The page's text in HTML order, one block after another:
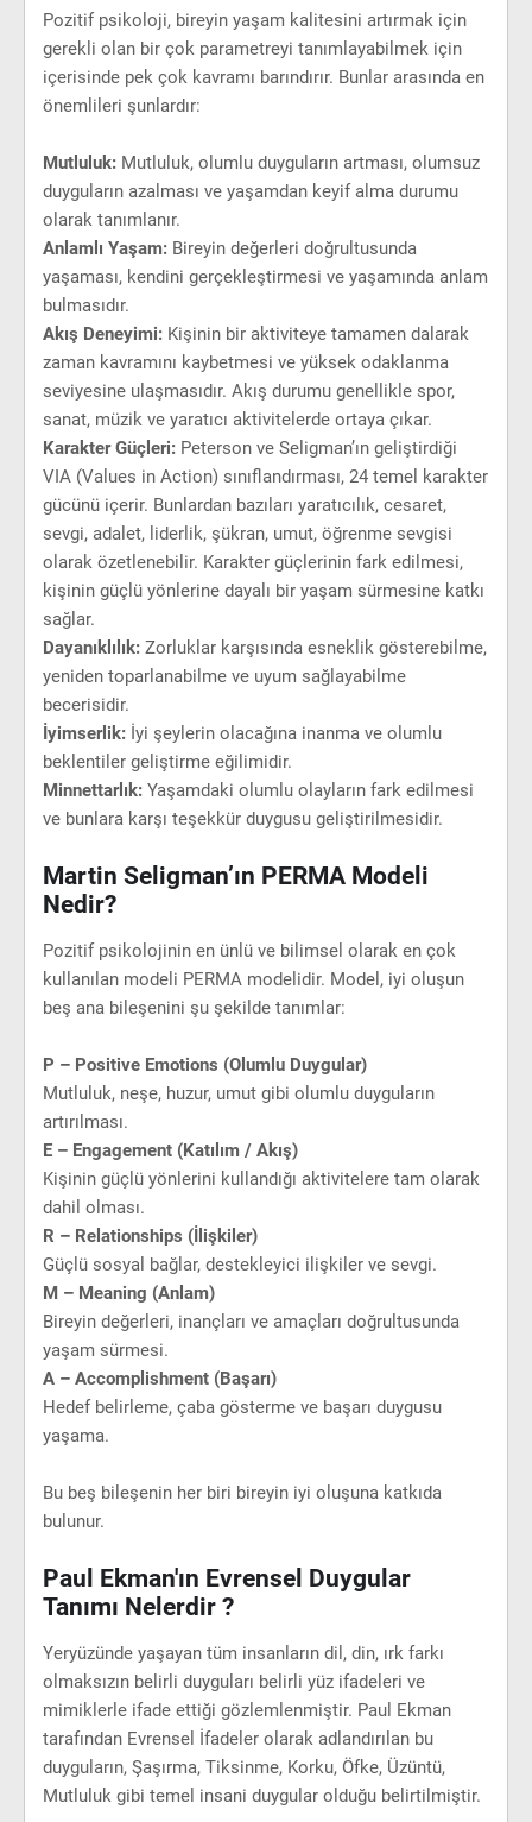
Pozitif psikoloji, bireyin yaşam kalitesini artırmak için
gerekli olan bir çok parametreyi tanımlayabilmek için
içerisinde pek çok kavramı barındırır. Bunlar arasında en
önemlileri şunlardır:
Mutluluk: Mutluluk, olumlu duyguların artması, olumsuz
duyguların azalması ve yaşamdan keyif alma durumu
olarak tanımlanır.
Anlamlı Yaşam: Bireyin değerleri doğrultusunda
yaşaması, kendini gerçekleştirmesi ve yaşamında anlam
bulmasıdır.
Akış Deneyimi: Kişinin bir aktiviteye tamamen dalarak
zaman kavramını kaybetmesi ve yüksek odaklanma
seviyesine ulaşmasıdır. Akış durumu genellikle spor,
sanat, müzik ve yaratıcı aktivitelerde ortaya çıkar.
Karakter Güçleri: Peterson ve Seligman’ın geliştirdiği
VIA (Values in Action) sınıflandırması, 24 temel karakter
gücünü içerir. Bunlardan bazıları yaratıcılık, cesaret,
sevgi, adalet, liderlik, şükran, umut, öğrenme sevgisi
olarak özetlenebilir. Karakter güçlerinin fark edilmesi,
kişinin güçlü yönlerine dayalı bir yaşam sürmesine katkı
sağlar.
Dayanıklılık: Zorluklar karşısında esneklik gösterebilme,
yeniden toparlanabilme ve uyum sağlayabilme
becerisidir.
İyimserlik: İyi şeylerin olacağına inanma ve olumlu
beklentiler geliştirme eğilimidir.
Minnettarlık: Yaşamdaki olumlu olayların fark edilmesi
ve bunlara karşı teşekkür duygusu geliştirilmesidir.
Martin Seligman’ın PERMA Modeli
Nedir?
Pozitif psikolojinin en ünlü ve bilimsel olarak en çok
kullanılan modeli PERMA modelidir. Model, iyi oluşun
beş ana bileşenini şu şekilde tanımlar:
P – Positive Emotions (Olumlu Duygular)
Mutluluk, neşe, huzur, umut gibi olumlu duyguların
artırılması.
E – Engagement (Katılım / Akış)
Kişinin güçlü yönlerini kullandığı aktivitelere tam olarak
dahil olması.
R – Relationships (İlişkiler)
Güçlü sosyal bağlar, destekleyici ilişkiler ve sevgi.
M – Meaning (Anlam)
Bireyin değerleri, inançları ve amaçları doğrultusunda
yaşam sürmesi.
A – Accomplishment (Başarı)
Hedef belirleme, çaba gösterme ve başarı duygusu
yaşama.
Bu beş bileşenin her biri bireyin iyi oluşuna katkıda
bulunur.
Paul Ekman'ın Evrensel Duygular
Tanımı Nelerdir ?
Yeryüzünde yaşayan tüm insanların dil, din, ırk farkı
olmaksızın belirli duyguları belirli yüz ifadeleri ve
mimiklerle ifade ettiği gözlemlenmiştir. Paul Ekman
tarafından Evrensel İfadeler olarak adlandırılan bu
duyguların, Şaşırma, Tiksinme, Korku, Öfke, Üzüntü,
Mutluluk gibi temel insani duygular olduğu belirtilmiştir.